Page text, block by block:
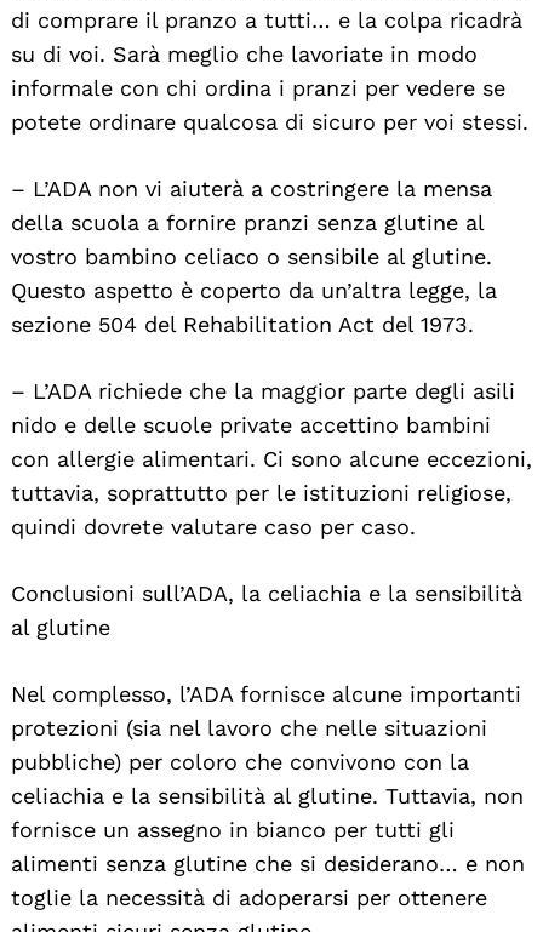
di comprare il pranzo a tutti… e la colpa ricadrà
su di voi. Sarà meglio che lavoriate in modo
informale con chi ordina i pranzi per vedere se
potete ordinare qualcosa di sicuro per voi stessi.
– L’ADA non vi aiuterà a costringere la mensa
della scuola a fornire pranzi senza glutine al
vostro bambino celiaco o sensibile al glutine.
Questo aspetto è coperto da un’altra legge, la
sezione 504 del Rehabilitation Act del 1973.
– L’ADA richiede che la maggior parte degli asili
nido e delle scuole private accettino bambini
con allergie alimentari. Ci sono alcune eccezioni,
tuttavia, soprattutto per le istituzioni religiose,
quindi dovrete valutare caso per caso.
Conclusioni sull’ADA, la celiachia e la sensibilità
al glutine
Nel complesso, l’ADA fornisce alcune importanti
protezioni (sia nel lavoro che nelle situazioni
pubbliche) per coloro che convivono con la
celiachia e la sensibilità al glutine. Tuttavia, non
fornisce un assegno in bianco per tutti gli
alimenti senza glutine che si desiderano… e non
toglie la necessità di adoperarsi per ottenere